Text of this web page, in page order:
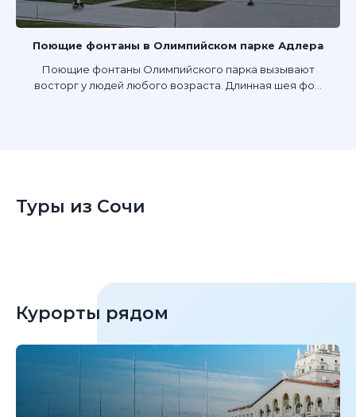
Поющие фонтаны в Олимпийском парке Адлера
Поющие фонтаны Олимпийского парка вызывают
восторг у людей любого возраста. Длинная шея фо...
Туры из Сочи
Курорты рядом